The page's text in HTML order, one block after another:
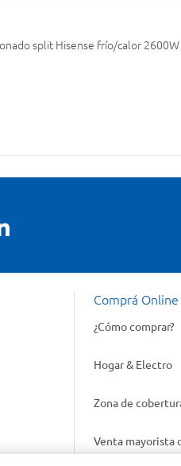
split Hisense frío/calor 2600W
Comprá Online
¿Cómo comprar?
Hogar & Electro
Zona de
Venta mayorista